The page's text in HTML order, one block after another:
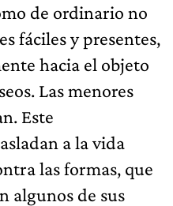
de ordinario no
fáciles y presentes,
hacia el objeto
Las menores
Este
a la vida
las formas, que
algunos de sus